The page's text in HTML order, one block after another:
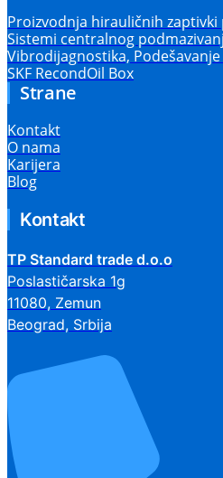
Proizvodnja hirauličnih zaptivki
Sistemi centralnog
Vibrodijagnostika,
SKF RecondOil Box
Strane
Kontakt
O nama
Karijera
Blog
Kontakt
TP Standard trade d.o.o
Poslastičarska 1g
11080, Zemun
Beograd, Srbija